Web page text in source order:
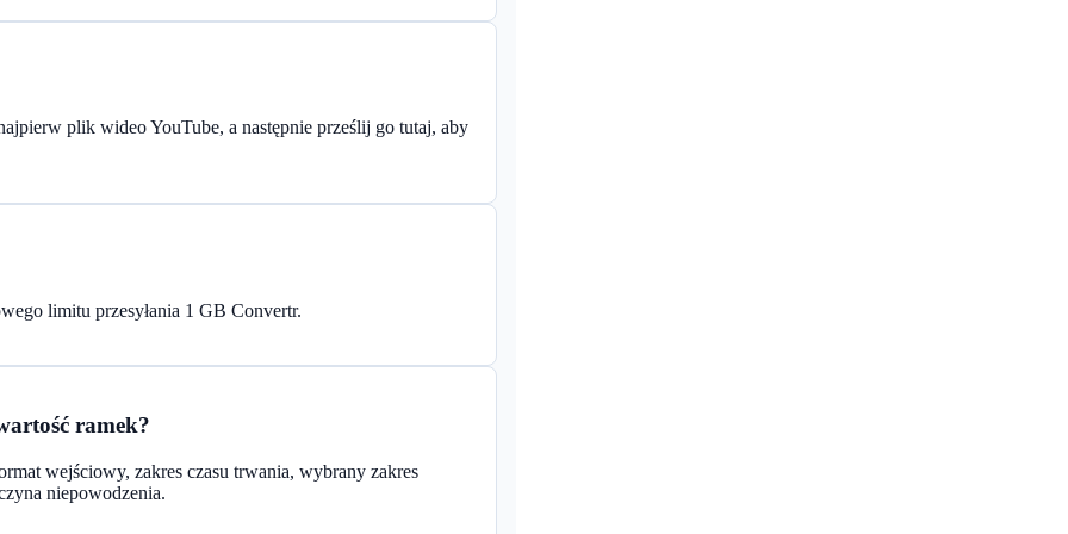
plik wideo YouTube, a następnie prześlij go tutaj, aby
limitu przesyłania 1 GB Convertr.
ramek?
wejściowy, zakres czasu trwania, wybrany zakres
niepowodzenia.